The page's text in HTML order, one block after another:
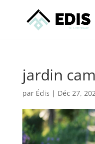
jardin
par Édis | Déc 27,